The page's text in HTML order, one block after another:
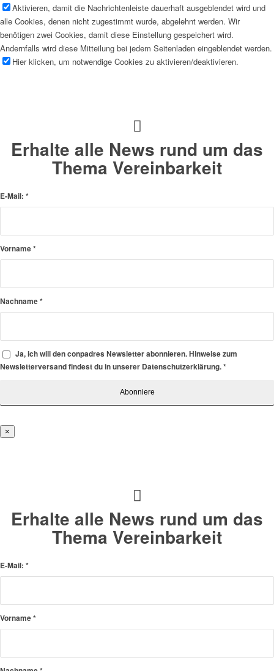
Aktivieren, damit die Nachrichtenleiste dauerhaft ausgeblendet wird und
alle Cookies, denen nicht zugestimmt wurde, abgelehnt werden. Wir
benötigen zwei Cookies, damit diese Einstellung gespeichert wird.
Andernfalls wird diese Mitteilung bei jedem Seitenladen eingeblendet werden.
Hier klicken, um notwendige Cookies zu aktivieren/deaktivieren.
Erhalte alle News rund um das
Thema Vereinbarkeit
E-Mail: *
Vorname*
Nachname*
Ja, ich will den conpadres Newsletter abonnieren. Hinweise zum
Newsletterversand findest du in unserer Datenschutzerklärung.*
×
Erhalte alle News rund um das
Thema Vereinbarkeit
E-Mail: *
Vorname*